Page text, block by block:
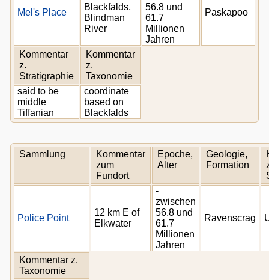
Mel's Place
Blackfalds,
Blindman
River
56.8 und
61.7
Millionen
Jahren
Paskapoo
Kommentar
z.
Stratigraphie
Kommentar
z.
Taxonomie
said to be
middle
Tiffanian
coordinate
based on
Blackfalds
Sammlung
Kommentar
zum
Fundort
Epoche,
Alter
Geologie,
Formation
Police Point
12 km E of
Elkwater
-
zwischen
56.8 und
61.7
Millionen
Jahren
Ravenscrag
Kommentar z.
Taxonomie